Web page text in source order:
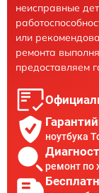
неисправные
или
ремонта
предоставляем
ноутбука
ремонт по